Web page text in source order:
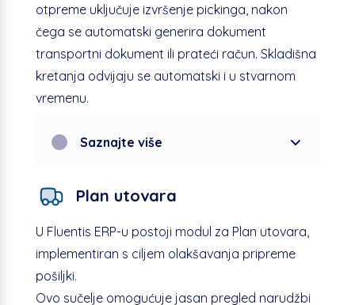
otpreme uključuje izvršenje pickinga, nakon
čega se automatski generira dokument
transportni dokument ili prateći račun. Skladišna
kretanja odvijaju se automatski i u stvarnom
vremenu.
Saznajte više
Plan utovara
U Fluentis ERP-u postoji modul za Plan utovara,
implementiran s ciljem olakšavanja pripreme
pošiljki.
Ovo sučelje omogućuje jasan pregled narudžbi